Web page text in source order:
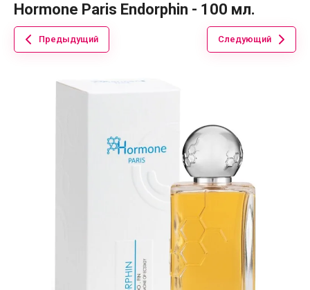
Hormone Paris Endorphin - 100 мл.
Предыдущий Следующий